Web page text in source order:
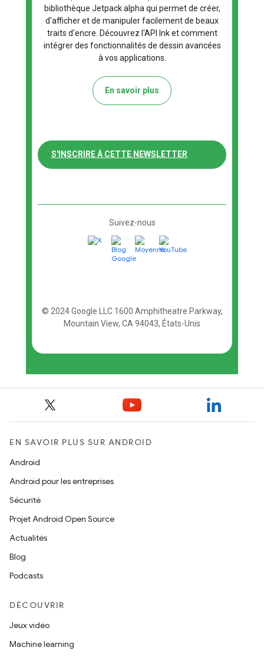
EN SAVOIR PLUS SUR ANDROID
Android
Android pour les entreprises
Sécurité
Projet Android Open Source
Actualités
Blog
Podcasts
DÉCOUVRIR
Jeux vidéo
Machine learning